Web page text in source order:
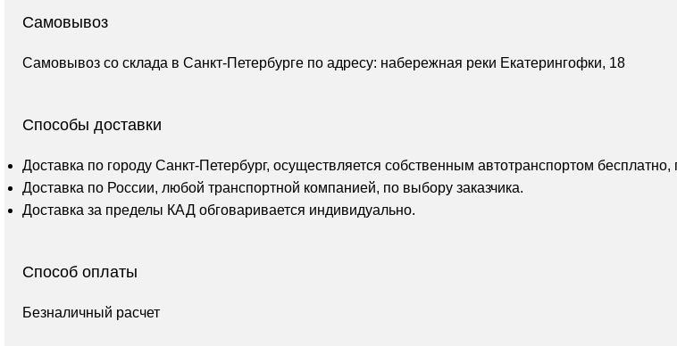
Самовывоз
Самовывоз со склада в Санкт-Петербурге по адресу: набережная реки Екатерингофки, 18
Способы доставки
Доставка по городу Санкт-Петербург, осуществляется собственным автотранспортом
Доставка по России, любой транспортной компанией, по выбору заказчика.
Доставка за пределы КАД обговаривается индивидуально.
Способ оплаты
Безналичный расчет